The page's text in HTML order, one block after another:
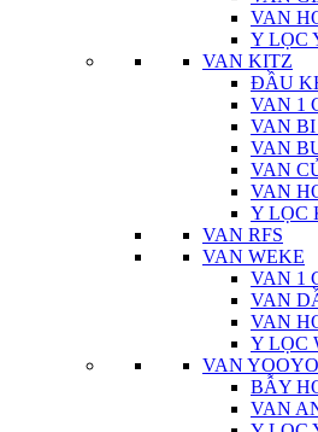
VAN
Y LỌC
VAN KITZ
ĐẦU
VAN 1
VAN
VAN
VAN
VAN
Y LỌC
VAN RFS
VAN WEKE
VAN 1
VAN
VAN
Y LỌC
VAN
BẪY
VAN